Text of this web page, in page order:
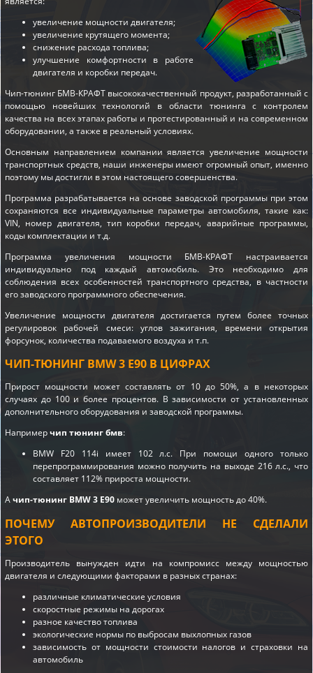
увеличение мощности двигателя;
увеличение крутящего момента;
снижение расхода топлива;
улучшение комфортности в работе
двигателя и коробки передач.
Чип-тюнинг БМВ-КРАФТ высококачественный продукт, разработанный с
помощью новейших технологий в области тюнинга с контролем
качества на всех этапах работы и протестированный и на современном
оборудовании, а также в реальный условиях.
Основным направлением компании является увеличение мощности
транспортных средств, наши инженеры имеют огромный опыт, именно
поэтому мы достигли в этом настоящего совершенства.
Программа разрабатывается на основе заводской программы при этом
сохраняются все индивидуальные параметры автомобиля, такие как:
VIN, номер двигателя, тип коробки передач, аварийные программы,
коды комплектации и т.д.
Программа увеличения мощности БМВ-КРАФТ настраивается
индивидуально под каждый автомобиль. Это необходимо для
соблюдения всех особенностей транспортного средства, в частности
его заводского программного обеспечения.
Увеличение мощности двигателя достигается путем более точных
регулировок рабочей смеси: углов зажигания, времени открытия
форсунок, количества подаваемого воздуха и т.п.
ЧИП-ТЮНИНГ BMW 3 E90 В ЦИФРАХ
Прирост мощности может составлять от 10 до 50%, а в некоторых
случаях до 100 и более процентов. В зависимости от установленных
дополнительного оборудования и заводской программы.
Напримерчип тюнинг бмв:
BMW F20 114i имеет 102 л.с. При помощи одного только
перепрограммирования можно получить на выходе 216 л.с., что
составляет 112% прироста мощности.
Ачип-тюнинг BMW 3 E90 может увеличить мощность до 40%.
ПОЧЕМУ АВТОПРОИЗВОДИТЕЛИ НЕ СДЕЛАЛИ
ЭТОГО
Производитель вынужден идти на компромисс между мощностью
двигателя и следующими факторами в разных странах:
различные климатические условия
скоростные режимы на дорогах
разное качество топлива
экологические нормы по выбросам выхлопных газов
зависимость от мощности стоимости налогов и страховки на
автомобиль